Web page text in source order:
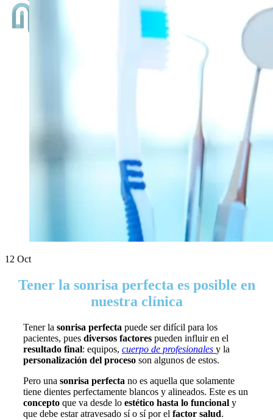
12 Oct
Tener la sonrisa perfecta es posible en
nuestra clínica
Tener lasonrisa perfecta puede ser difícil para los
pacientes, puesdiversos factores pueden influir en el
resultado final: equipos,cuerpo de profesionalesy la
personalización del proceso son algunos de estos.
Pero unasonrisa perfecta no es aquella que solamente
tiene dientes perfectamente blancos y alineados. Este es un
concepto que va desde loestético hasta lo funcional y
que debe estar atravesado sí o sí por elfactor salud.